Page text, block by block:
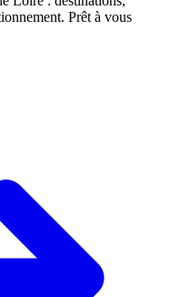
Prêt à vous